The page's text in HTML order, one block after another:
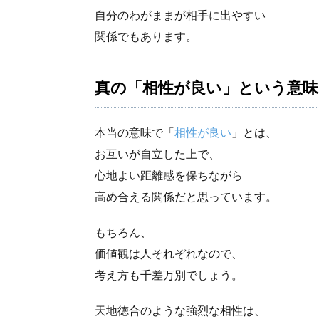
自分のわがままが相手に出やすい
関係でもあります。
真の「相性が良い」という意
本当の意味で「 相性が良い 」とは、
お互いが自立した上で、
心地よい距離感を保ちながら
高め合える関係だと思っています。
もちろん、
価値観は人それぞれなので、
考え方も千差万別でしょう。
天地徳合のような強烈な相性は、